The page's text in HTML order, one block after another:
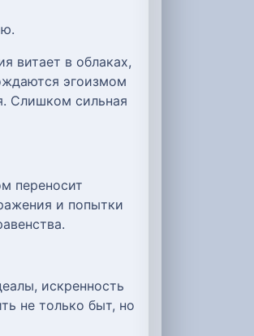
витает в облаках,
эгоизмом
Слишком сильная
переносит
и попытки
искренность
не только быт, но